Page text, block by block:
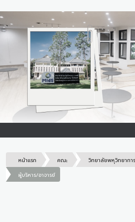
หน้าแรก คณะ
วิทยาลัยพหุวิทยากา
ผู้บริหาร/อาจารย์